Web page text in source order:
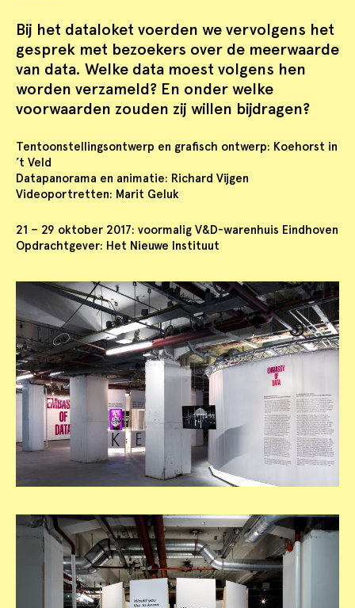
Bij het dataloket voerden we vervolgens het
gesprek met bezoekers over de meerwaarde
van data. Welke data moest volgens hen
worden verzameld? En onder welke
voorwaarden zouden zij willen bijdragen?
Tentoonstellingsontwerp en grafisch ontwerp: Koehorst in
’t Veld
Datapanorama en animatie: Richard Vijgen
Videoportretten: Marit Geluk
21 – 29 oktober 2017: voormalig V&D-warenhuis Eindhoven
Opdrachtgever: Het Nieuwe Instituut